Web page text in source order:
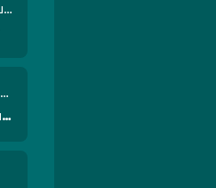
Я никогда тебя брошу никогда не кину
Қарашы әке қызың өсті бойжеттіп
Қыздархан Еркінқызы